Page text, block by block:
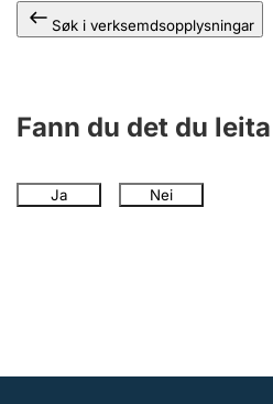
Søk i verksemdsopplysningar
Fann du det du
Ja Nei